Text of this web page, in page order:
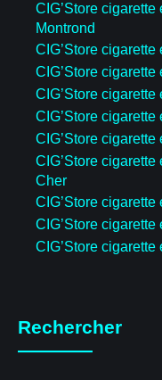
CIG’Store
Montrond
CIG’Store
CIG’Store
CIG’Store
CIG’Store
CIG’Store
CIG’Store
Cher
CIG’Store
CIG’Store
CIG’Store
Rechercher